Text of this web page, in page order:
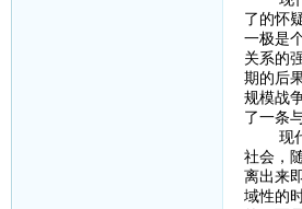
了的怀
一极是
关系的
期的后
规模战
了一条
现代
社会，
离出来
域性的